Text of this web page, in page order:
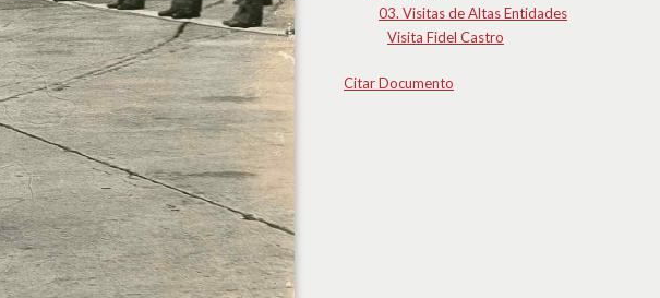
03. Visitas de Altas Entidades
Visita Fidel Castro
Citar Documento